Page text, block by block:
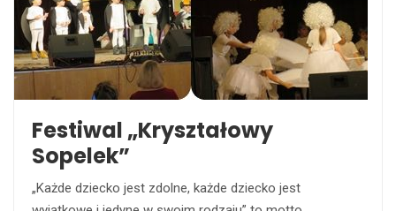
Festiwal „Kryształowy
Sopelek”
„Każde dziecko jest zdolne, każde dziecko jest